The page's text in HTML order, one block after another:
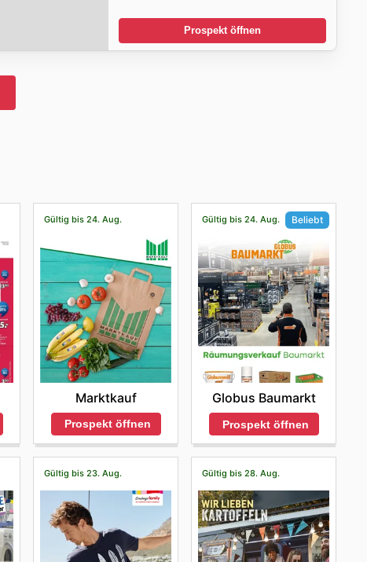
Prospekt öffnen
Gültig bis 24. Aug.
Marktkauf
Prospekt öffnen
Gültig bis 24. Aug. Beliebt
Globus Baumarkt
Prospekt öffnen
Gültig bis 23. Aug. Gültig bis 28. Aug.